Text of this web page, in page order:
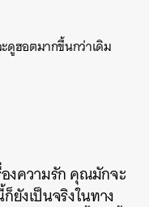
ดูฮอตมากขึ้นกว่าเดิม
งความรัก คุณมักจะ
ยังเป็นจริงในทาง